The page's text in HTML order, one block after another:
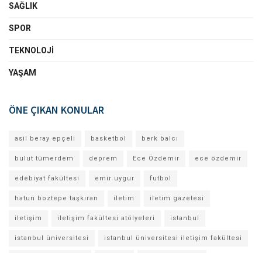
SAĞLIK
SPOR
TEKNOLOJI
YAŞAM
ÖNE ÇIKAN KONULAR
asil beray epçeli basketbol berk balcı
bulut tümerdem deprem Ece Özdemir ece özdemir
edebiyat fakültesi emir uygur futbol
hatun boztepe taşkıran iletim iletim gazetesi
iletişim iletişim fakültesi atölyeleri istanbul
istanbul üniversitesi istanbul üniversitesi iletişim fakültesi